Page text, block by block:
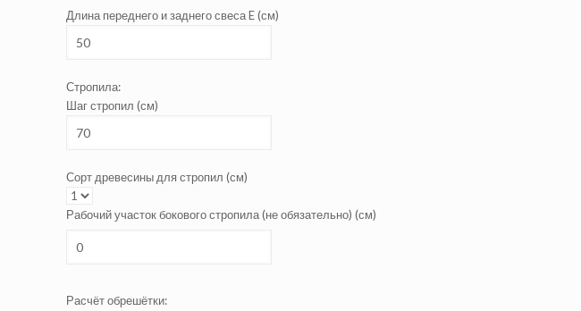
Длина переднего и заднего свеса E (см)
Стропила:
Шаг стропил (см)
Сорт древесины для стропил (см)
Рабочий участок бокового стропила (не обязательно) (см)
Расчёт обрешётки: